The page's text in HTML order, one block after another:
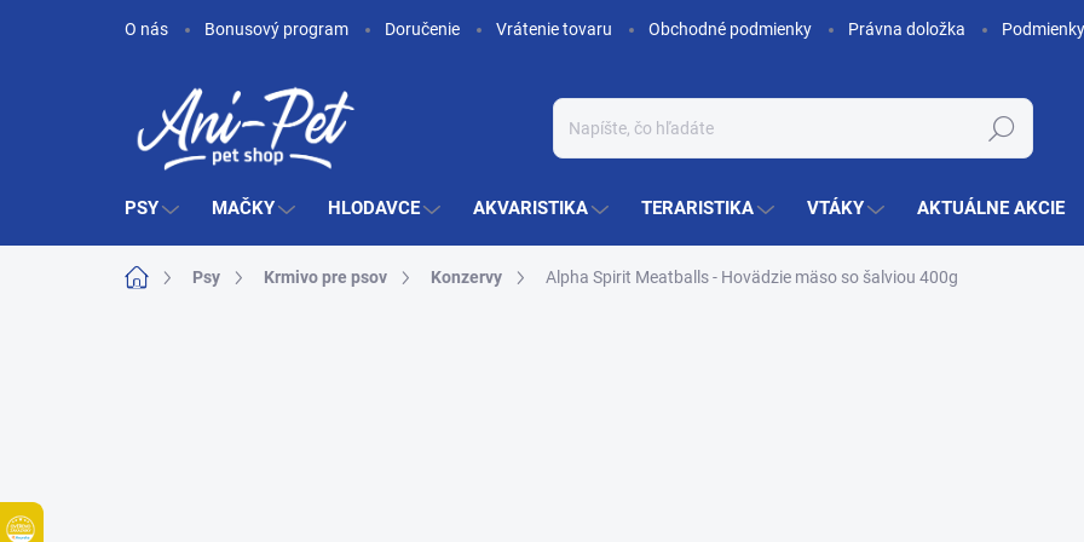
O nás Bonusový program Doručenie Vrátenie tovaru Obchodné podmienky Právna doložka
Hľadať
PSY MAČKY HLODAVCE AKVARISTIKA TERARISTIKA VTÁKY AKTUÁLNE AKCIE
DomovPsy Krmivo pre psov Konzervy Alpha Spirit Meatballs - Hovädzie mäso so šalviou 400g